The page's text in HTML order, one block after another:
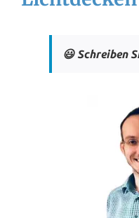
😃 Schreiben